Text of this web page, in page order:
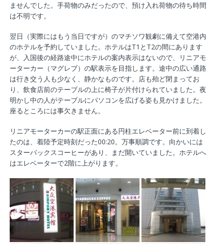
ませんでした。手荷物のみだったので、預け入れ荷物の待ち時間
は不明です。
翌日（実際にはもう当日ですが）のマチソワ観劇に備えて空港内
のホテルを予約していました。ホテルはT1とT2の間にあります
が、入国後の経路途中にホテルの案内表示はないので、リニアモ
ーターカー（マグレブ）の駅表示を目指します。途中の広い通路
は行き交う人も少なく、静かなものです。店も殆ど閉まってお
り、飲食店前のテーブルの上に椅子が片付けられていました。夜
明かし中の人がテーブルにパソコンを広げる姿も見かけました。
座るところには事欠きません。
リニアモーターカーの駅正面にある円柱エレベーター前に到着し
たのは、着陸予定時刻だった00:20。万事順調です。向かいには
スターバックスコーヒーがあり、まだ開いていました。ホテルへ
はエレベーターで2階に上がります。